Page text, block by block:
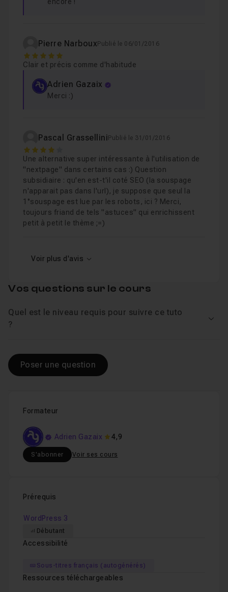
Pierre Narboux Publié le 06/01/2016
5
Clair et précis comme d'habitude
Adrien Gazaix
Merci :)
Pascal Grassellini Publié le 31/01/2016
4
Une alternative super intéressante à l'utilisation de
"nextpage" dans certains cas :) Question
subsidiaire : qu'en est-t'il coté SEO (la souspage
n'apparait pas dans l'url), je suppose que seul la
1°souspage est lue par les robots, ici ? Merci,
toujours friand de tels "astuces" qui enrichissent
petit à petit le thème ;=)
Voir plus d'avis
Formateur
Adrien Gazaix 4,9
S'abonner Voir ses cours
Prérequis
WordPress 3
Débutant
Accessibilité
Sous-titres français (autogénérés)
Ressources téléchargeables
Vos questions sur le cours
Quel est le niveau requis pour suivre ce tuto
?
Poser une question